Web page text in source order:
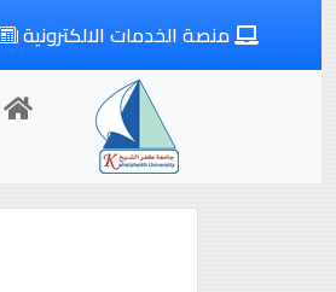
منصة الخدمات الالكترونية